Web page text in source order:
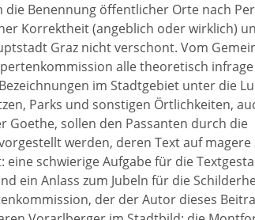
Benennung öffentlicher Orte nach
Korrektheit (angeblich oder wirklich)
Graz nicht verschont. Vom
alle theoretisch infrage
im Stadtgebiet unter die
Parks und sonstigen Örtlichkeiten,
Goethe, sollen den Passanten durch die
werden, deren Text auf magere
eine schwierige Aufgabe für die
ein Anlass zum Jubeln für die
der der Autor dieses